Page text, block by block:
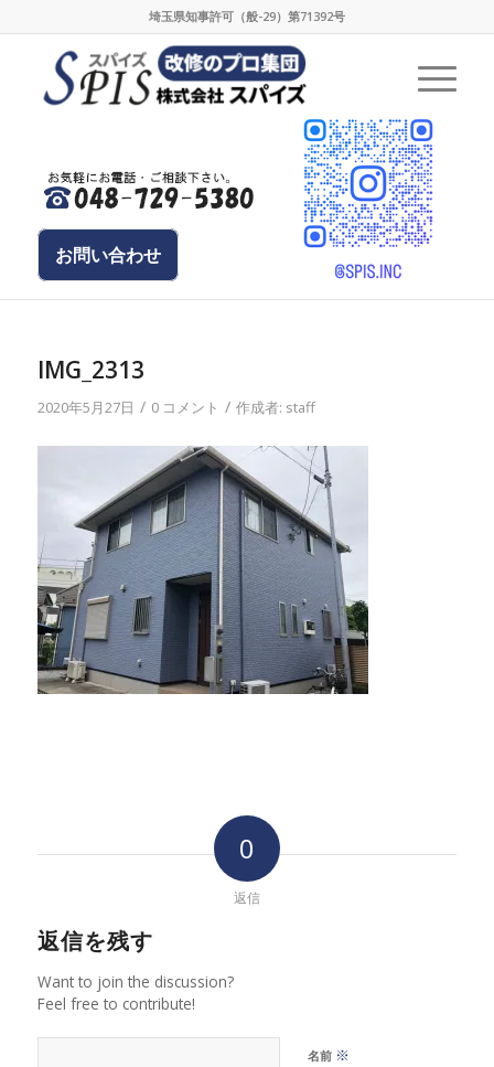
埼玉県知事許可（般-29）第71392号
お問い合わせ
IMG_2313
2020年5月27日 / 0 コメント / 作成者: staff
0
返信
返信を残す
Want to join the discussion?
Feel free to contribute!
名前 ※